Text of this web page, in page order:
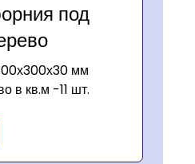
под
мм
в кв.м -11 шт.